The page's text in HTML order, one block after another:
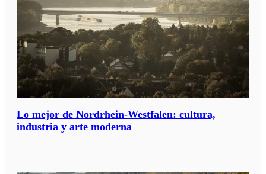
Lo mejor de Nordrhein-Westfalen: cultura,
industria y arte moderna